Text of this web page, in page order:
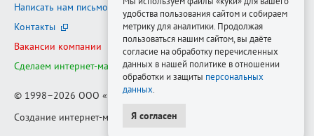
Написать нам письмо
Контакты
Вакансии компании
Сделаем интернет-магазин ещё лучше
© 1998–2026 ООО «Белфорт-РМ»
Создание интернет-магазина—Медиапродукт
удобства пользования сайтом и собираем
метрику для аналитики. Продолжая
пользоваться нашим сайтом, вы даёте
согласие на обработку перечисленных
данных в нашей политике в отношении
обработки и защиты персональных
данных
Я согласен